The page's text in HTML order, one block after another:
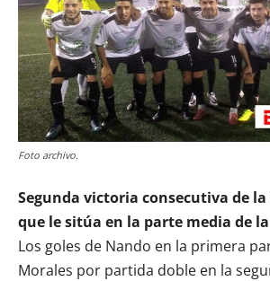
Foto archivo.
Segunda victoria consecutiva de
que le sitúa en la parte media de
Los goles de Nando en la primera
Morales por partida doble en la